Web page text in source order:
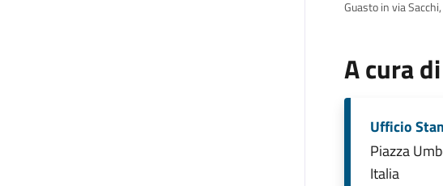
Guasto in via
A cura di
Ufficio
Piazza
Italia